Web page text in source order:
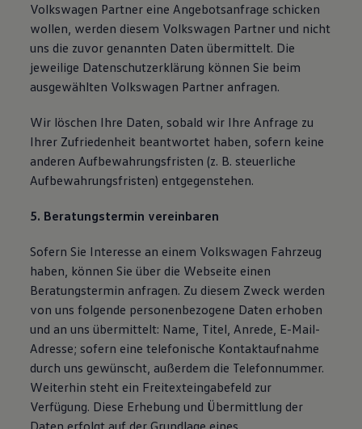
Volkswagen Partner eine Angebotsanfrage schicken
wollen, werden diesem Volkswagen Partner und nicht
uns die zuvor genannten Daten übermittelt. Die
jeweilige Datenschutzerklärung können Sie beim
ausgewählten Volkswagen Partner anfragen.
Wir löschen Ihre Daten, sobald wir Ihre Anfrage zu
Ihrer Zufriedenheit beantwortet haben, sofern keine
anderen Aufbewahrungsfristen (z. B. steuerliche
Aufbewahrungsfristen) entgegenstehen.
5. Beratungstermin vereinbaren
Sofern Sie Interesse an einem Volkswagen Fahrzeug
haben, können Sie über die Webseite einen
Beratungstermin anfragen. Zu diesem Zweck werden
von uns folgende personenbezogene Daten erhoben
und an uns übermittelt: Name, Titel, Anrede, E-Mail-
Adresse; sofern eine telefonische Kontaktaufnahme
durch uns gewünscht, außerdem die Telefonnummer.
Weiterhin steht ein Freitexteingabefeld zur
Verfügung. Diese Erhebung und Übermittlung der
Daten erfolgt auf der Grundlage eines